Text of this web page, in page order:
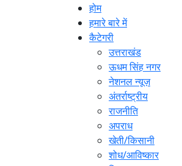
होम
हमारे बारे में
कैटेगरी
उत्तराखंड
ऊधम सिंह नगर
नेशनल न्यूज़
अंतर्राष्ट्रीय
राजनीति
अपराध
खेती/किसानी
शोध/आविष्कार